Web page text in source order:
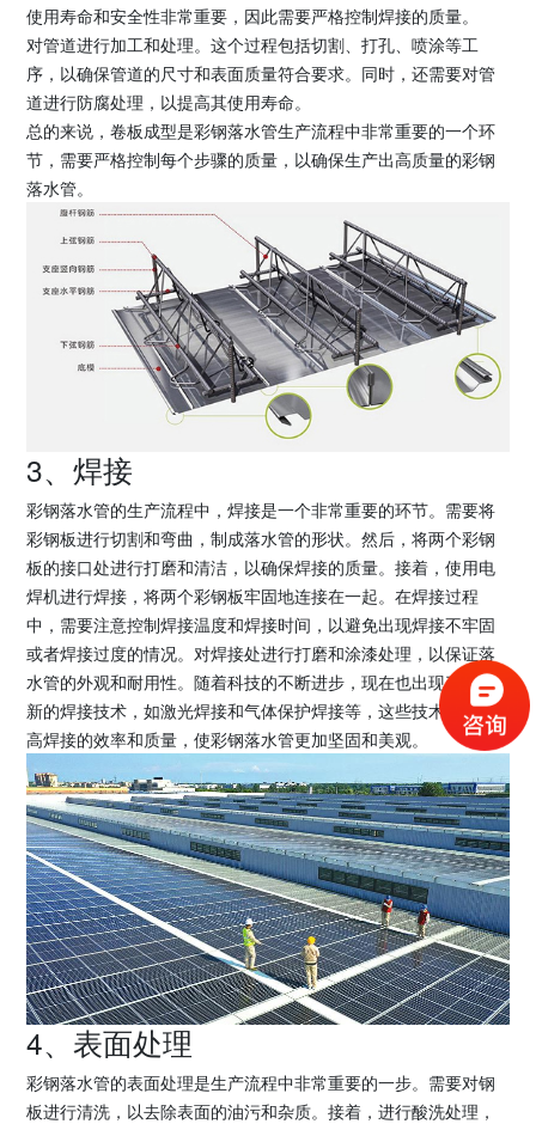
使用寿命和安全性非常重要，因此需要严格控制焊接的质量。
对管道进行加工和处理。这个过程包括切割、打孔、喷涂等工
序，以确保管道的尺寸和表面质量符合要求。同时，还需要对管
道进行防腐处理，以提高其使用寿命。
总的来说，卷板成型是彩钢落水管生产流程中非常重要的一个环
节，需要严格控制每个步骤的质量，以确保生产出高质量的彩钢
落水管。
3、焊接
彩钢落水管的生产流程中，焊接是一个非常重要的环节。需要将
彩钢板进行切割和弯曲，制成落水管的形状。然后，将两个彩钢
板的接口处进行打磨和清洁，以确保焊接的质量。接着，使用电
焊机进行焊接，将两个彩钢板牢固地连接在一起。在焊接过程
中，需要注意控制焊接温度和焊接时间，以避免出现焊接不牢固
或者焊接过度的情况。对焊接处进行打磨和涂漆处理，以保证落
水管的外观和耐用性。随着科技的不断进步，现在也出现了一些
新的焊接技术，如激光焊接和气体保护焊接等，这些技术可以提
高焊接的效率和质量，使彩钢落水管更加坚固和美观。
4、表面处理
彩钢落水管的表面处理是生产流程中非常重要的一步。需要对钢
板进行清洗，以去除表面的油污和杂质。接着，进行酸洗处理，